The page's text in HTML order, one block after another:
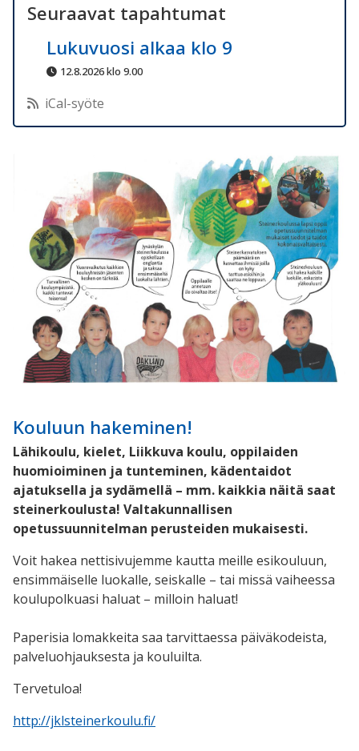
Seuraavat tapahtumat
Lukuvuosi alkaa klo 9
12.8.2026 klo 9.00
iCal-syöte
Kouluun hakeminen!
Lähikoulu, kielet, Liikkuva koulu, oppilaiden
huomioiminen ja tunteminen, kädentaidot
ajatuksella ja sydämellä – mm. kaikkia näitä saat
steinerkoulusta! Valtakunnallisen
opetussuunnitelman perusteiden mukaisesti.
Voit hakea nettisivujemme kautta meille esikouluun,
ensimmäiselle luokalle, seiskalle – tai missä vaiheessa
koulupolkuasi haluat – milloin haluat!
Paperisia lomakkeita saa tarvittaessa päiväkodeista,
palveluohjauksesta ja kouluilta.
Tervetuloa!
http://jklsteinerkoulu.fi/